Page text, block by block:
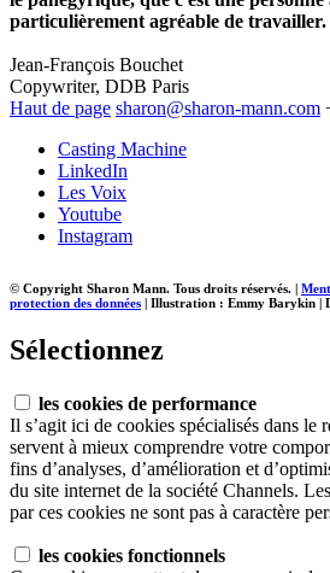
particulièrement agréable de travailler.
Jean-François Bouchet
Copywriter, DDB Paris
Haut de page sharon@sharon-mann.com
Casting Machine
LinkedIn
Les Voix
Youtube
Instagram
© Copyright Sharon Mann. Tous droits réservés. |
protection des données | Illustration : Emmy Barykin |
Sélectionnez
les cookies de performance
Il s’agit ici de cookies spécialisés dans le
servent à mieux comprendre votre
fins d’analyses, d’amélioration et
du site internet de la société Channels.
par ces cookies ne sont pas à caractère
les cookies fonctionnels